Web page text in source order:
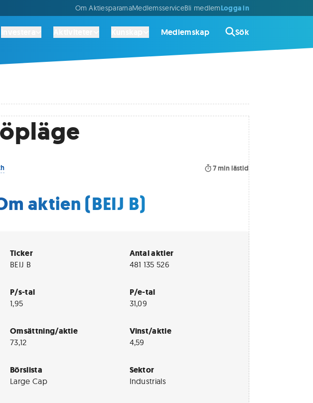
Om AktiespararnaMedlemsserviceBli medlemLogga in
Medlemskap Sök
7min lästid
aktien (BEIJ B)
Ticker
BEIJ B
Antal aktier
481 135 526
P/s-tal
1,95
P/e-tal
31,09
Omsättning/aktie
73,12
Vinst/aktie
4,59
Börslista
Large Cap
Sektor
Industrials